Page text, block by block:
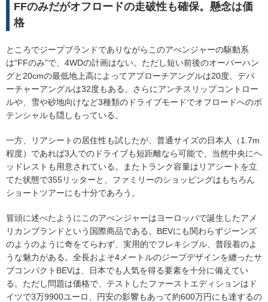
FFのみだがオフロードの走破性も確保。懸念は価
格
ところでジープブランドでありながらこのアべンジャーの駆動系
は“FFのみ”で、4WDの計画はない。ただし短い前後のオーバーハン
グと20cmの最低地上高によってアプローチアングルは20度、デパ
ーチャーアングルは32度もある。さらにアンチスリップコントロー
ルや、雪や砂地向けなど3種類のドライブモードでオフロードへのポ
テンシャルも隠しもっている。
一方、リアシートの居住性も試したが、普通サイズの日本人（1.7m
程度）であれば3人でのドライブも短距離なら可能で、当然中央にヘ
ッドレストも用意されている。またトランク容量はリアシートを立
てた状態で355リッターと、ファミリーのショッピングはもちろん
ショートツアーにも十分であろう。
冒頭に述べたようにこのアべンジャーはヨーロッパで誕生したアメ
リカンブランドという国際商品である。BEVにも関わらずジーンズ
のようのように奇をてらわず、実用的でフレキシブル、普段着のよ
うな魅力がある。全長およそ4メートルのジープデザインを纏ったサ
ブコンパクトBEVは、日本でも人気を得る要素を十分に備えてい
る。ただし問題は価格で、テストしたファーストエディションはド
イツで3万9900ユーロ、円安の影響もあって約600万円にも達するの